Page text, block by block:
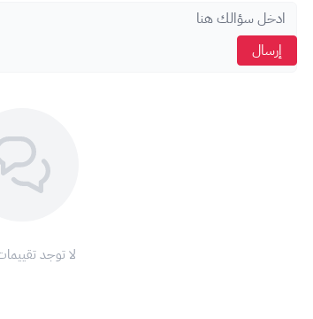
اضغط على "استمرار".
أكّد عملية الشحن.
ستتم إضافة الرصيد إلى حسابك.
سجّل الدخول إلى حسابك أو أنشئ حسابًا جديدًا.
إرسال
لا توجد